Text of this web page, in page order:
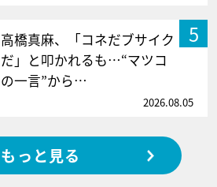
5
高橋真麻、「コネだブサイク
だ」と叩かれるも…“マツコ
の一言”から…
2026.08.05
もっと見る